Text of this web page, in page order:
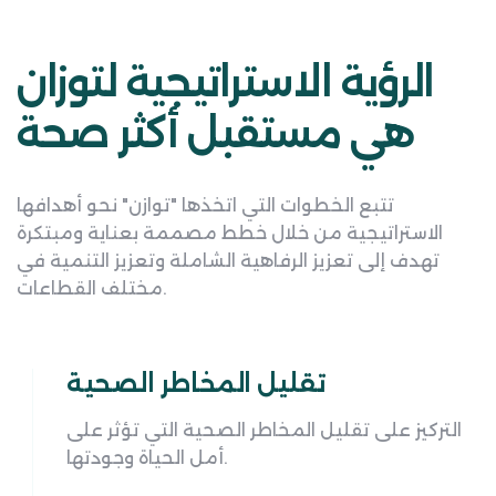
الرؤية الاستراتيجية لتوزان
هي مستقبل أكثر صحة
تتبع الخطوات التي اتخذها "توازن" نحو أهدافها
الاستراتيجية من خلال خطط مصممة بعناية ومبتكرة
تهدف إلى تعزيز الرفاهية الشاملة وتعزيز التنمية في
مختلف القطاعات.
تقليل المخاطر الصحية
التركيز على تقليل المخاطر الصحية التي تؤثر على
أمل الحياة وجودتها.